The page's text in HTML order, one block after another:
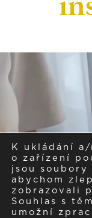
K ukládání
o zařízení
jsou soubory
abychom
zobrazovali
Souhlas s
umožní